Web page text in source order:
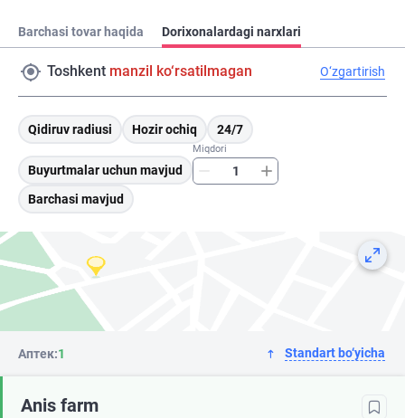
Barchasi tovar haqida Dorixonalardagi narxlari
Toshkent manzil ko‘rsatilmagan O‘zgartirish
Qidiruv radiusi Hozir ochiq 24/7
Buyurtmalar uchun mavjud
Miqdori
Barchasi mavjud
Аптек:1 Standart bo‘yicha
Anis farm